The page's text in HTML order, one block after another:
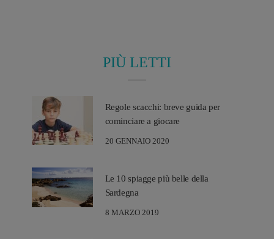
PIÙ LETTI
Regole scacchi: breve guida per
cominciare a giocare
20 GENNAIO 2020
Le 10 spiagge più belle della
Sardegna
8 MARZO 2019